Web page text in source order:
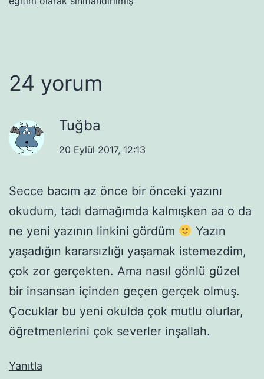
24 yorum
Tuğba
20 Eylül 2017, 12:13
Secce bacım az önce bir önceki yazını
okudum, tadı damağımda kalmışken aa o da
ne yeni yazının linkini gördüm
Yazın
yaşadığın kararsızlığı yaşamak istemezdim,
çok zor gerçekten. Ama nasıl gönlü güzel
bir insansan içinden geçen gerçek olmuş.
Çocuklar bu yeni okulda çok mutlu olurlar,
öğretmenlerini çok severler inşallah.
Yanıtla